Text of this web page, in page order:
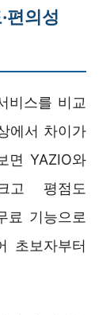
편의성
비스를 비교
에서 차이가
면 YAZIO와
고 평점도
료 기능으로
초보자부터